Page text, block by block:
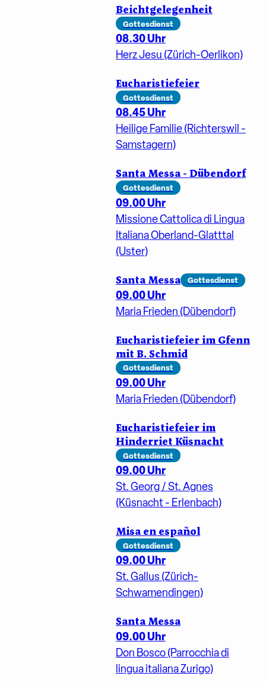
Beichtgelegenheit
Gottesdienst
08.30 Uhr
Herz Jesu (Zürich-Oerlikon)
Eucharistiefeier
Gottesdienst
08.45 Uhr
Heilige Familie (Richterswil -
Samstagern)
Santa Messa - Dübendorf
Gottesdienst
09.00 Uhr
Missione Cattolica di Lingua
Italiana Oberland-Glatttal
(Uster)
Santa Messa Gottesdienst
09.00 Uhr
Maria Frieden (Dübendorf)
Eucharistiefeier im Gfenn
mit B. Schmid
Gottesdienst
09.00 Uhr
Maria Frieden (Dübendorf)
Eucharistiefeier im
Hinderriet Küsnacht
Gottesdienst
09.00 Uhr
St. Georg / St. Agnes
(Küsnacht - Erlenbach)
Misa en español
Gottesdienst
09.00 Uhr
St. Gallus (Zürich-
Schwamendingen)
Santa Messa
09.00 Uhr
Don Bosco (Parrocchia di
lingua italiana Zurigo)